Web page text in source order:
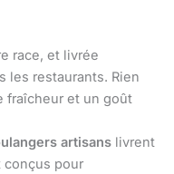
race, et livrée
les restaurants. Rien
fraîcheur et un goût
artisans livrent
pour